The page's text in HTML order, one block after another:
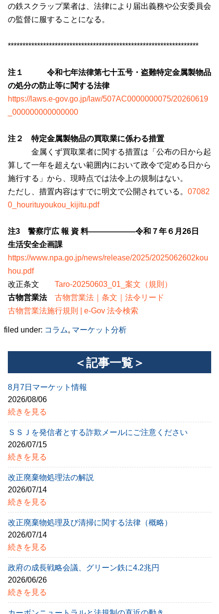
の鉄スクラップ業者は、法律により届出義務や公安委員会
の監督に服することになる。
*****************************************************************
注１ 令和七年法律第七十五号・盗難特定金属製物品
の処分の防止等に関する法律
https://laws.e-gov.go.jp/law/507AC0000000075/20260619
_000000000000000
注２ 特定金属製物品の買取業に係わる措置
金属くず買取業者に関する措置は「公布の日から起
算して一年を超えない範囲内において政令で定める日から
施行する」から、現時点では法令上の規制はない。
ただし、措置内容はすでに明文で公開されている。 07082
0_hourituyoukou_kijitu.pdf
注3 警察庁広 報 資 料――――――令和７年６月26日
生活安全企画課
https://www.npa.go.jp/news/release/2025/2025062602kou
hou.pdf
改正条文 Taro-20250603_01_案文（規則）
古物営業法
古物営業法｜条文｜法令リード
古物営業法施行規則 | e-Gov 法令検索
filed under: コラム, マーケット分析
＜記事一覧＞
8月7日マーケット情報
2026/08/06
続きを見る
ＳＳＪを発信者とする詐欺メールにご注意ください
2026/07/15
続きを見る
改正廃棄物処理法の解説
2026/07/14
続きを見る
改正廃棄物処理及び清掃に関する法律（概略）
2026/07/14
続きを見る
政府の成長戦略会議、グリーン鉄に4.2兆円
2026/06/26
続きを見る